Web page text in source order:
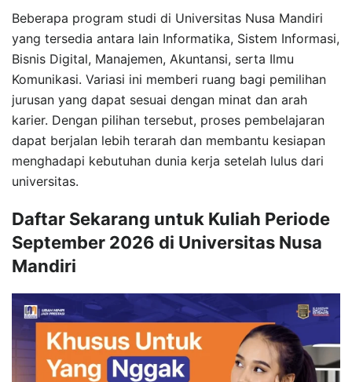
Beberapa program studi di Universitas Nusa Mandiri
yang tersedia antara lain Informatika, Sistem Informasi,
Bisnis Digital, Manajemen, Akuntansi, serta Ilmu
Komunikasi. Variasi ini memberi ruang bagi pemilihan
jurusan yang dapat sesuai dengan minat dan arah
karier. Dengan pilihan tersebut, proses pembelajaran
dapat berjalan lebih terarah dan membantu kesiapan
menghadapi kebutuhan dunia kerja setelah lulus dari
universitas.
Daftar Sekarang untuk Kuliah Periode
September 2026 di Universitas Nusa
Mandiri